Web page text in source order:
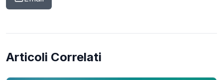
Articoli Correlati